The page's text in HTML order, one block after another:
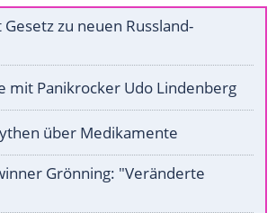
Gesetz zu neuen Russland-
mit Panikrocker Udo Lindenberg
über Medikamente
Grönning: "Veränderte